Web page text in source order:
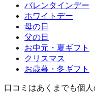
バレンタインデー
ホワイトデー
母の日
父の日
お中元・夏ギフト
クリスマス
お歳暮・冬ギフト
口コミはあくまでも個